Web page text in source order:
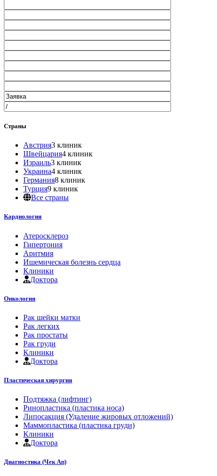
Страны
Австрия3 клиник
Швейцария4 клиник
Израиль3 клиник
Украина4 клиник
Германия8 клиник
Турция9 клиник
Все страны
Кардиология
Атеросклероз
Гипертония
Аритмия
Ишемическая болезнь сердца
Клиники
Доктора
Онкология
Рак шейки матки
Рак легких
Рак простаты
Рак груди
Клиники
Доктора
Пластическая хирургия
Подтяжка (лифтинг)
Ринопластика (пластика носа)
Липосакция (Удаление жировых отложений)
Маммопластика (пластика груди)
Клиники
Доктора
Диагностика (Чек Ап)